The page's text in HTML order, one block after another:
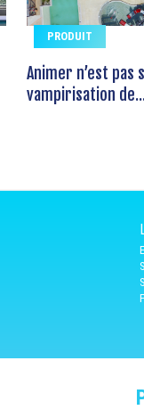
PRODUIT
Animer n’est pas
vampirisation